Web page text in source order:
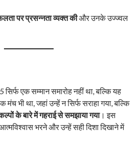
पर प्रसन्नता व्यक्त कीऔर उनके उज्ज्वल
सिर्फ एक सम्मान समारोह नहीं था, बल्कि यह
मंच भी था, जहां उन्हें न सिर्फ सराहा गया, बल्कि
के बारे में गहराई से समझाया गया। इस
भरने और उन्हें सही दिशा दिखाने में